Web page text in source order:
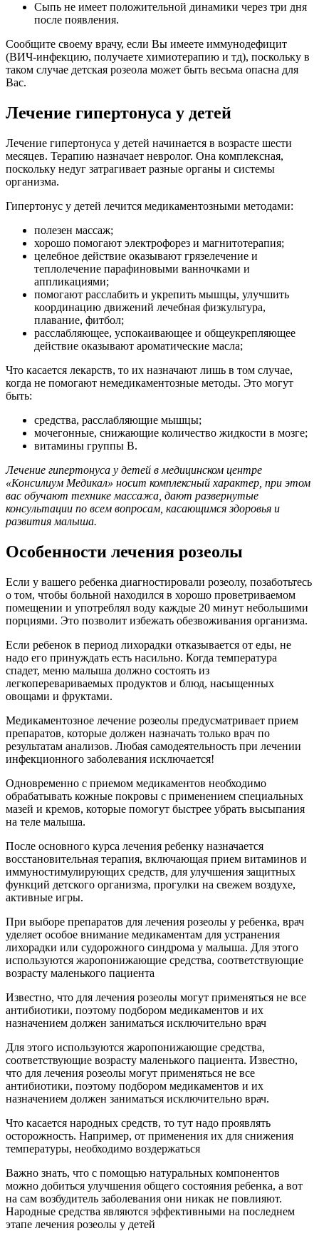
Сыпь не имеет положительной динамики через три дня
после появления.
Сообщите своему врачу, если Вы имеете иммунодефицит
(ВИЧ-инфекцию, получаете химиотерапию и тд), поскольку в
таком случае детская розеола может быть весьма опасна для
Вас.
Лечение гипертонуса у детей
Лечение гипертонуса у детей начинается в возрасте шести
месяцев. Терапию назначает невролог. Она комплексная,
поскольку недуг затрагивает разные органы и системы
организма.
Гипертонус у детей лечится медикаментозными методами:
полезен массаж;
хорошо помогают электрофорез и магнитотерапия;
целебное действие оказывают грязелечение и
теплолечение парафиновыми ванночками и
аппликациями;
помогают расслабить и укрепить мышцы, улучшить
координацию движений лечебная физкультура,
плавание, фитбол;
расслабляющее, успокаивающее и общеукрепляющее
действие оказывают ароматические масла;
Что касается лекарств, то их назначают лишь в том случае,
когда не помогают немедикаментозные методы. Это могут
быть:
средства, расслабляющие мышцы;
мочегонные, снижающие количество жидкости в мозге;
витамины группы В.
Лечение гипертонуса у детей в медицинском центре
«Консилиум Медикал» носит комплексный характер, при этом
вас обучают технике массажа, дают развернутые
консультации по всем вопросам, касающимся здоровья и
развития малыша.
Особенности лечения розеолы
Если у вашего ребенка диагностировали розеолу, позаботьтесь
о том, чтобы больной находился в хорошо проветриваемом
помещении и употреблял воду каждые 20 минут небольшими
порциями. Это позволит избежать обезвоживания организма.
Если ребенок в период лихорадки отказывается от еды, не
надо его принуждать есть насильно. Когда температура
спадет, меню малыша должно состоять из
легкоперевариваемых продуктов и блюд, насыщенных
овощами и фруктами.
Медикаментозное лечение розеолы предусматривает прием
препаратов, которые должен назначать только врач по
результатам анализов. Любая самодеятельность при лечении
инфекционного заболевания исключается!
Одновременно с приемом медикаментов необходимо
обрабатывать кожные покровы с применением специальных
мазей и кремов, которые помогут быстрее убрать высыпания
на теле малыша.
После основного курса лечения ребенку назначается
восстановительная терапия, включающая прием витаминов и
иммуностимулирующих средств, для улучшения защитных
функций детского организма, прогулки на свежем воздухе,
активные игры.
При выборе препаратов для лечения розеолы у ребенка, врач
уделяет особое внимание медикаментам для устранения
лихорадки или судорожного синдрома у малыша. Для этого
используются жаропонижающие средства, соответствующие
возрасту маленького пациента
Известно, что для лечения розеолы могут применяться не все
антибиотики, поэтому подбором медикаментов и их
назначением должен заниматься исключительно врач
Для этого используются жаропонижающие средства,
соответствующие возрасту маленького пациента. Известно,
что для лечения розеолы могут применяться не все
антибиотики, поэтому подбором медикаментов и их
назначением должен заниматься исключительно врач.
Что касается народных средств, то тут надо проявлять
осторожность. Например, от применения их для снижения
температуры, необходимо воздержаться
Важно знать, что с помощью натуральных компонентов
можно добиться улучшения общего состояния ребенка, а вот
на сам возбудитель заболевания они никак не повлияют.
Народные средства являются эффективными на последнем
этапе лечения розеолы у детей